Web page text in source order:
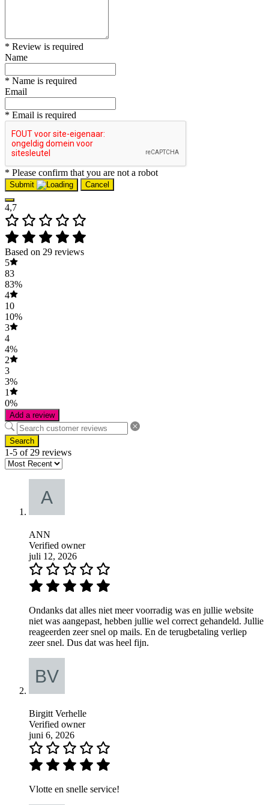
* Review is required
Name
* Name is required
Email
* Email is required
* Please confirm that you are not a robot
Submit Cancel
4,7
Based on 29 reviews
5
83
83%
4
10
10%
3
4
4%
2
3
3%
1
0%
Add a review
Search
1-5 of 29 reviews
ANN
Verified owner
juli 12, 2026
Ondanks dat alles niet meer voorradig was en jullie website
niet was aangepast, hebben jullie wel correct gehandeld. Jullie
reageerden zeer snel op mails. En de terugbetaling verliep
zeer snel. Dus dat was heel fijn.
Birgitt Verhelle
Verified owner
juni 6, 2026
Vlotte en snelle service!